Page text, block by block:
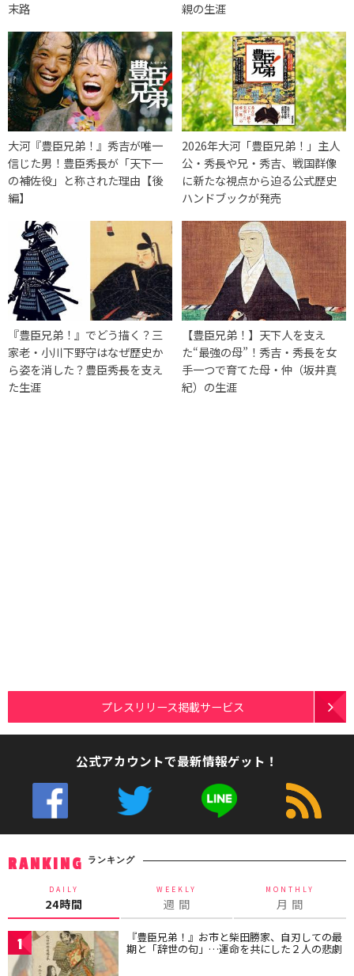
末路
親の生涯
大河『豊臣兄弟！』秀吉が唯一
信じた男！豊臣秀長が「天下一
の補佐役」と称された理由【後
編】
2026年大河「豊臣兄弟！」主人
公・秀長や兄・秀吉、戦国群像
に新たな視点から迫る公式歴史
ハンドブックが発売
『豊臣兄弟！』でどう描く？三
家老・小川下野守はなぜ歴史か
ら姿を消した？豊臣秀長を支え
た生涯
【豊臣兄弟！】天下人を支え
た“最強の母”！秀吉・秀長を女
手一つで育てた母・仲（坂井真
紀）の生涯
プレスリリース掲載サービス
公式アカウントで最新情報ゲット！
RANKING ランキング
DAILY
24時間
WEEKLY
週 間
MONTHLY
月 間
1 『豊臣兄弟！』お市と柴田勝家、自刃しての最
期と「辞世の句」…運命を共にした２人の悲劇